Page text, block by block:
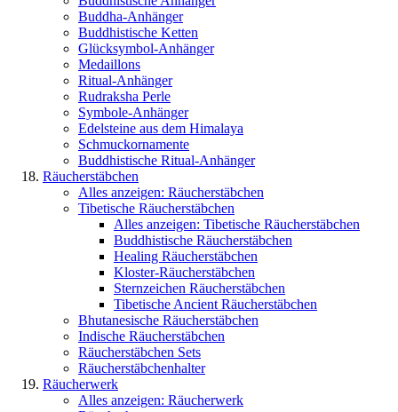
Buddha-Anhänger
Buddhistische Ketten
Glücksymbol-Anhänger
Medaillons
Ritual-Anhänger
Rudraksha Perle
Symbole-Anhänger
Edelsteine aus dem Himalaya
Schmuckornamente
Buddhistische Ritual-Anhänger
Räucherstäbchen
Alles anzeigen: Räucherstäbchen
Tibetische Räucherstäbchen
Alles anzeigen: Tibetische Räucherstäbchen
Buddhistische Räucherstäbchen
Healing Räucherstäbchen
Kloster-Räucherstäbchen
Sternzeichen Räucherstäbchen
Tibetische Ancient Räucherstäbchen
Bhutanesische Räucherstäbchen
Indische Räucherstäbchen
Räucherstäbchen Sets
Räucherstäbchenhalter
Räucherwerk
Alles anzeigen: Räucherwerk